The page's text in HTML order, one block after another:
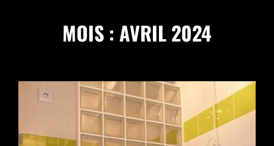
MOIS : AVRIL 2024